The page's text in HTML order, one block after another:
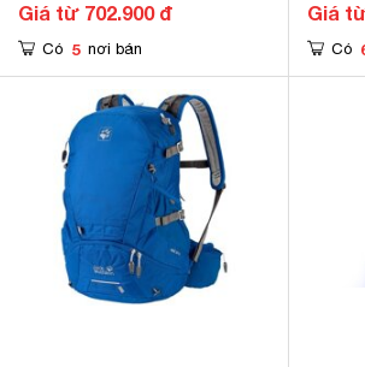
Giá từ 702.900 đ
Có 5 nơi bán
Giá
Có